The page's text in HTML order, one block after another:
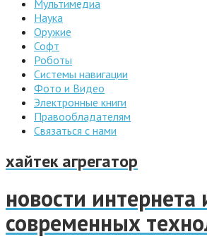
Мультимедиа
Наука
Оружие
Софт
Роботы
Системы навигации
Фото и Видео
Электронные книги
Правообладателям
Связаться с нами
хайтек агрегатор
новости интернета
современных